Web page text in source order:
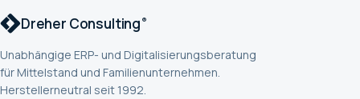
Dreher Consulting ®
Unabhängige ERP- und Digitalisierungsberatung
für Mittelstand und Familienunternehmen.
Herstellerneutral seit 1992.